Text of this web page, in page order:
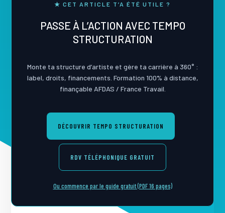
★ CET ARTICLE T’A ÉTÉ UTILE ?
PASSE À L’ACTION AVEC TEMPO
STRUCTURATION
Monte ta structure d’artiste et gère ta carrière à 360° :
label, droits, financements. Formation 100% à distance,
finançable AFDAS / France Travail.
DÉCOUVRIR TEMPO STRUCTURATION
RDV TÉLÉPHONIQUE GRATUIT
Ou commence par le guide gratuit (PDF 16 pages)